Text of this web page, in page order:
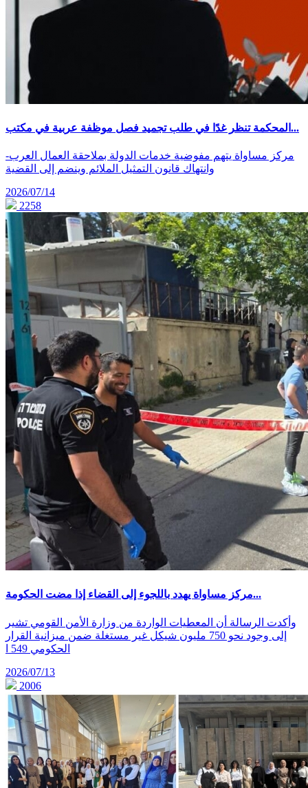
المحكمة تنظر غدًا في طلب تجميد فصل موظفة عربية في مكتب...
-مركز مساواة يتهم مفوضية خدمات الدولة بملاحقة العمال العرب
وانتهاك قانون التمثيل الملائم وينضم إلى القضية
2026/07/14
2258
مركز مساواة يهدد باللجوء إلى القضاء إذا مضت الحكومة...
وأكدت الرسالة أن المعطيات الواردة من وزارة الأمن القومي تشير
إلى وجود نحو 750 مليون شيكل غير مستغلة ضمن ميزانية القرار
الحكومي 549 ا
2026/07/13
2006